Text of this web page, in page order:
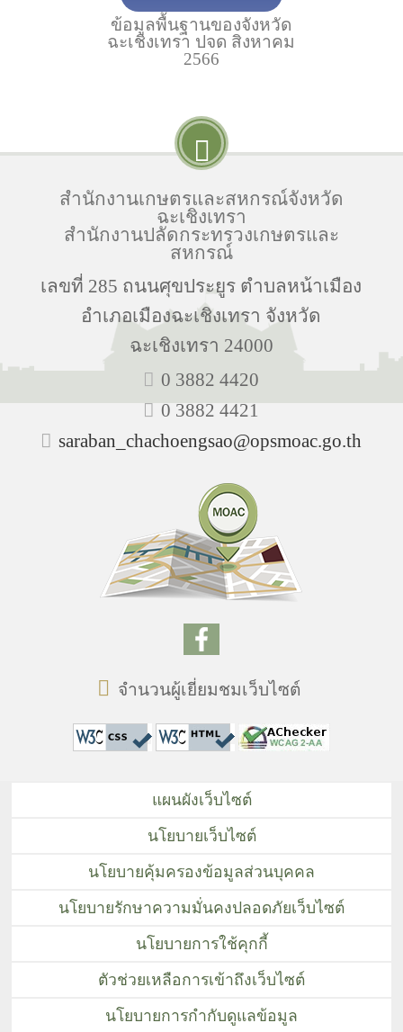
ข้อมูลพื้นฐานของจังหวัด
ฉะเชิงเทรา ปจด สิงหาคม
2566
สำนักงานเกษตรและสหกรณ์จังหวัด
ฉะเชิงเทรา
สำนักงานปลัดกระทรวงเกษตรและ
สหกรณ์
เลขที่ 285 ถนนศุขประยูร ตำบลหน้าเมือง
อำเภอเมืองฉะเชิงเทรา จังหวัด
ฉะเชิงเทรา 24000
0 3882 4420
0 3882 4421
saraban_chachoengsao@opsmoac.go.th
จำนวนผู้เยี่ยมชมเว็บไซต์
แผนผังเว็บไซต์
นโยบายเว็บไซต์
นโยบายคุ้มครองข้อมูลส่วนบุคคล
นโยบายรักษาความมั่นคงปลอดภัยเว็บไซต์
นโยบายการใช้คุกกี้
ตัวช่วยเหลือการเข้าถึงเว็บไซต์
นโยบายการกำกับดูแลข้อมูล